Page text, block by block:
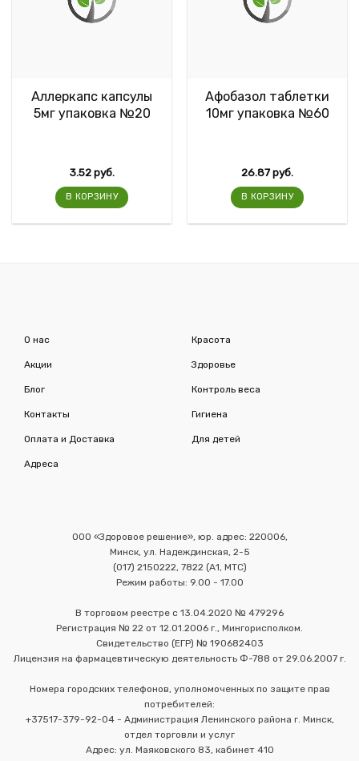
Аллеркапс капсулы
5мг упаковка №20
3.52руб.
В КОРЗИНУ
Афобазол таблетки
10мг упаковка №60
26.87руб.
В КОРЗИНУ
О нас
Акции
Блог
Контакты
Оплата и Доставка
Адреса
Красота
Здоровье
Контроль веса
Гигиена
Для детей
ООО «Здоровое решение», юр. адрес: 220006,
Минск, ул. Надеждинская, 2-5
(017) 2150222, 7822 (А1, МТС)
Режим работы: 9.00 - 17.00
В торговом реестре с 13.04.2020 № 479296
Регистрация № 22 от 12.01.2006 г., Мингорисполком.
Свидетельство (ЕГР) № 190682403
Лицензия на фармацевтическую деятельность Ф-788 от 29.06.2007 г.
Номера городских телефонов, уполномоченных по защите прав
потребителей:
+37517-379-92-04 - Администрация Ленинского района г. Минск,
отдел торговли и услуг
Адрес: ул. Маяковского 83, кабинет 410